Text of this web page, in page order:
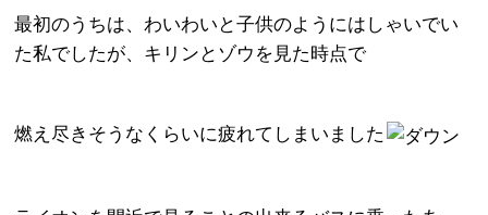
最初のうちは、わいわいと子供のようにはしゃいでい
た私でしたが、キリンとゾウを見た時点で
燃え尽きそうなくらいに疲れてしまいました